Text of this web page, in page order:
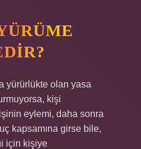
yürürlükte olan yasa
kişi
eylemi, daha sonra
kapsamına girse bile,
için kişiye